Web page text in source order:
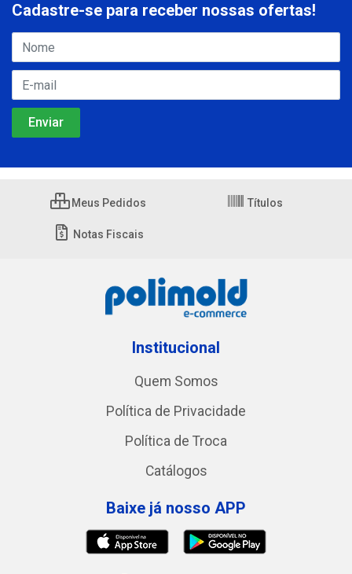
Cadastre-se para receber nossas ofertas!
Meus Pedidos Títulos
Notas Fiscais
Institucional
Quem Somos
Política de Privacidade
Política de Troca
Catálogos
Baixe já nosso APP